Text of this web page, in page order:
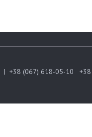
| +38 (067) 618-05-10 +38